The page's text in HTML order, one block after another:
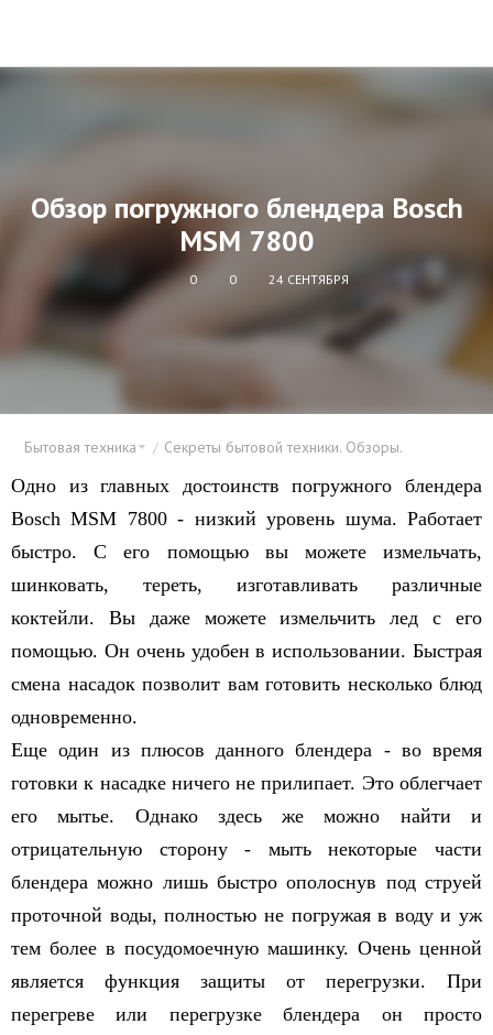
Обзор погружного блендера Bosсh
MSM 7800
0 0 24 СЕНТЯБРЯ
Бытовая техника Секреты бытовой техники. Обзоры.
Одно из главных достоинств погружного блендера
Bosсh MSM 7800 - низкий уровень шума. Работает
быстро. С его помощью вы можете измельчать,
шинковать, тереть, изготавливать различные
коктейли. Вы даже можете измельчить лед с его
помощью. Он очень удобен в использовании. Быстрая
смена насадок позволит вам готовить несколько блюд
одновременно.
Еще один из плюсов данного блендера - во время
готовки к насадке ничего не прилипает. Это облегчает
его мытье. Однако здесь же можно найти и
отрицательную сторону - мыть некоторые части
блендера можно лишь быстро ополоснув под струей
проточной воды, полностью не погружая в воду и уж
тем более в посудомоечную машинку. Очень ценной
является функция защиты от перегрузки. При
перегреве или перегрузке блендера он просто